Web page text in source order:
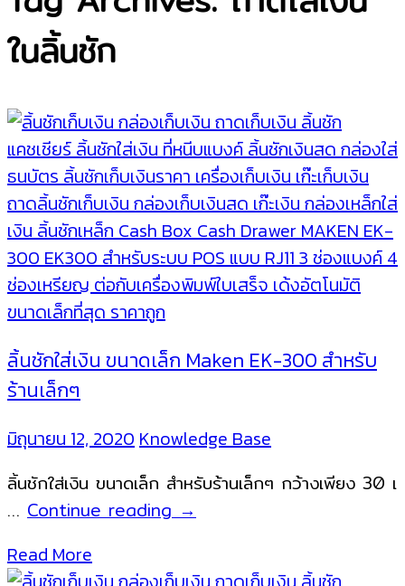
ในลิ้นชัก
ลิ้นชักใส่เงิน ขนาดเล็ก Maken EK-300 สำหรับ
ร้านเล็กๆ
มิถุนายน 12, 2020Knowledge Base
ลิ้นชักใส่เงิน ขนาดเล็ก สำหรับร้านเล็กๆ กว้างเพียง 30 เ
… Continue readingลิ้น
→
Read More